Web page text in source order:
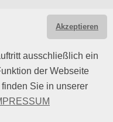
Akzeptieren
ausschließlich ein
der Webseite
Sie in unserer